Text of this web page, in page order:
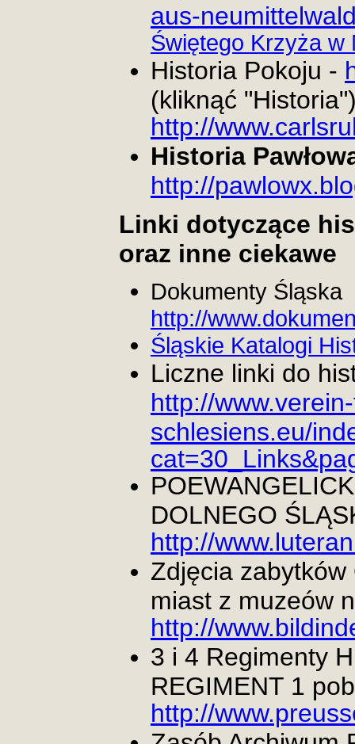
aus-
Świętego Krzyża w
Historia Pokoju -
(kliknąć
http://
Historia
http://
Linki dotyczące
oraz inne ciekawe
Dokumenty Śląska
http://
Śląskie Katalogi
Liczne linki do
http://
schlesiens.eu/
DOLNEGO
http://
Zdjęcia
miast z muzeów
http://
3 i 4 Regimenty
REGIMENT 1
http://